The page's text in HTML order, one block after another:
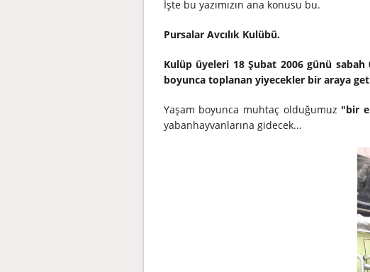
İşte bu yazımızın ana konusu bu.
Pursalar Avcılık Kulübü.
Kulüp üyeleri 18 Şubat 2006 günü
boyunca toplanan yiyecekler bir araya
Yaşam boyunca muhtaç olduğumuz "bir
yabanhayvanlarına gidecek...